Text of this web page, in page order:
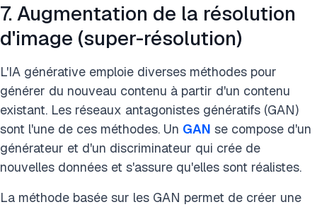
7. Augmentation de la résolution
d'image (super-résolution)
L'IA générative emploie diverses méthodes pour
générer du nouveau contenu à partir d'un contenu
existant. Les réseaux antagonistes génératifs (GAN)
sont l'une de ces méthodes. Un GAN se compose d'un
générateur et d'un discriminateur qui crée de
nouvelles données et s'assure qu'elles sont réalistes.
La méthode basée sur les GAN permet de créer une